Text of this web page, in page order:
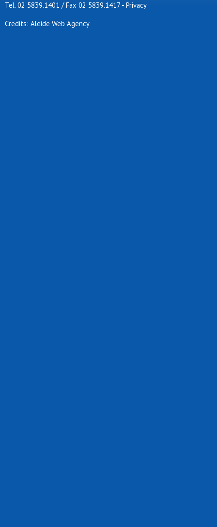
Tel. 02 5839.1401 / Fax 02 5839.1417 - Privacy
Credits: Aleide Web Agency